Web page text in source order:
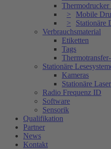
Mobile
Stationäre
Verbrauchsmaterial
Etiketten
Tags
Stationäre
Kameras
Stationäre
Radio Frequenz ID
Software
Sensorik
Qualifikation
Partner
News
Kontakt